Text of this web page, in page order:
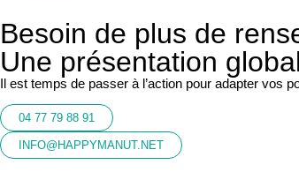
Besoin de plus de
Une présentation
Il est temps de passer à l’action pour adapter vos
04 77 79 88 91
INFO@HAPPYMANUT.NET